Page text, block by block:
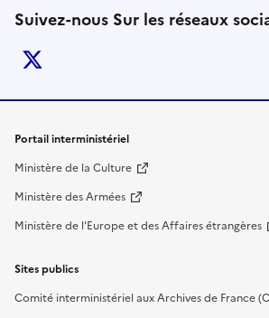
Suivez-nous Sur les réseaux
Liens de bas de page
Portail interministériel
Ministère de la Culture
Ministère des Armées
Ministère de l'Europe et des Affaires étrangères
Sites publics
Comité interministériel aux Archives de France